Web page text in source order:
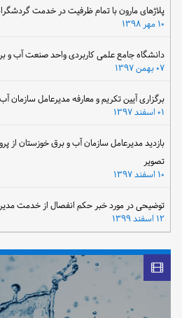
پلاژهای مارون با تمام ظرفیت در خدمت گردشگران
دانشگاه جامع علمی کاربردی واحد صنعت آب و
برگزاری آیین تکریم و معارفه مدیرعامل سازمان
بازدید مدیرعامل سازمان آب و برق خوزستان از
تصویر
توضیحی در مورد خبر حکم انفصال از خدمت